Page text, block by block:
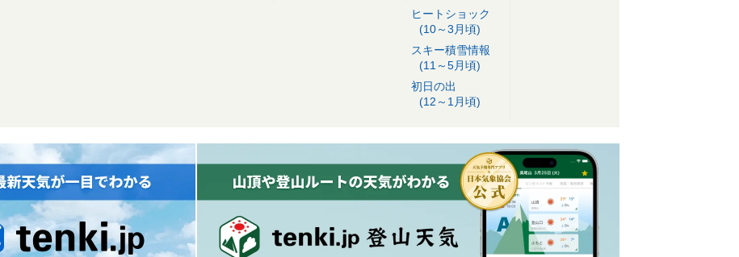
ヒートショック
(10～3月頃)
スキー積雪情報
(11～5月頃)
初日の出
(12～1月頃)